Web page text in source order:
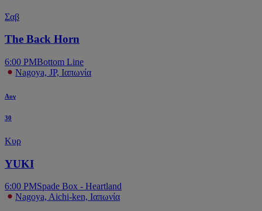
Σαβ
The Back Horn
6:00 PMBottom Line
Nagoya, JP, Ιαπωνία
Αυγ
30
Κυρ
YUKI
6:00 PMSpade Box - Heartland
Nagoya, Aichi-ken, Ιαπωνία